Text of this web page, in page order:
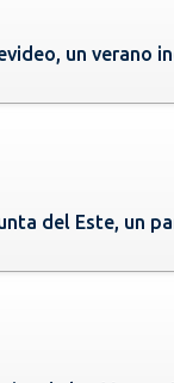
un verano
del Este, un